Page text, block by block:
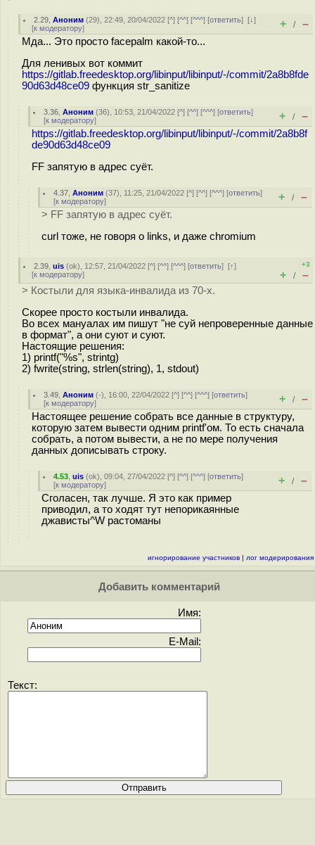
2.29 ,Аноним (29), 22:49, 20/04/2022 [^] [^^] [^^^] [ответить][↓]
[к модератору] + / –
Мда... Это просто facepalm какой-то...
Для ленивых вот коммит
https://gitlab.freedesktop.org/libinput/libinput/-/commit/2a8b8fde
90d63d48ce09 функция str_sanitize
3.36 ,Аноним (36), 10:53, 21/04/2022 [^] [^^] [^^^] [ответить]
[к модератору] + / –
https://gitlab.freedesktop.org/libinput/libinput/-/commit/2a8b8f
de90d63d48ce09
FF запятую в адрес суёт.
4.37 ,Аноним (37), 11:25, 21/04/2022 [^] [^^] [^^^] [ответить]
[к модератору] + / –
> FF запятую в адрес суёт.
curl тоже, не говоря о links, и даже chromium
2.39 ,uis (ok), 12:57, 21/04/2022 [^] [^^] [^^^] [ответить][↑]
[к модератору]
+3
+ / –
> Костыли для языка-инвалида из 70-х.
Скорее просто костыли инвалида.
Во всех мануалах им пишут "не суй непроверенные данные
в формат", а они суют и суют.
Настоящие решения:
1) printf("%s", strintg)
2) fwrite(string, strlen(string), 1, stdout)
3.49 ,Аноним (-), 16:00, 22/04/2022 [^] [^^] [^^^] [ответить]
[к модератору] + / –
Настоящее решение собрать все данные в структуру,
которую затем вывести одним printf'ом. То есть сначала
собрать, а потом вывести, а не по мере получения
данных дописывать строку.
4.53 ,uis (ok), 09:04, 27/04/2022 [^] [^^] [^^^] [ответить]
[к модератору] + / –
Сголасен, так лучше. Я это как пример
приводил, а то ходят тут непорикаянные
джависты^W растоманы
игнорирование участников | лог модерирования
Добавить комментарий
Имя:
E-Mail:
Текст: